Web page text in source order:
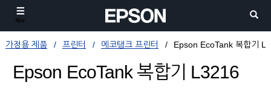
메뉴
가정용 제품 프린터 에코탱크 프린터 Epson EcoTank 복합기
Epson EcoTank 복합기 L3216